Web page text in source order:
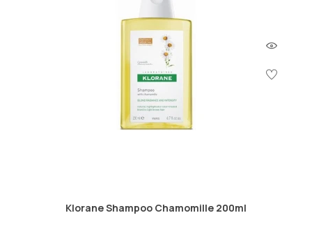
Klorane Shampoo Chamomille 200ml